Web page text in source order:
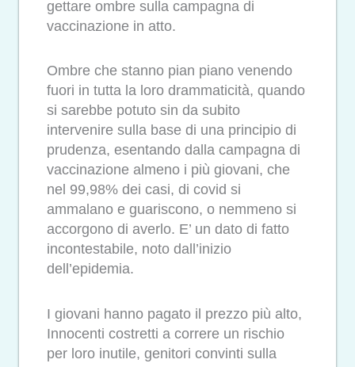
gettare ombre sulla campagna di
vaccinazione in atto.
Ombre che stanno pian piano venendo
fuori in tutta la loro drammaticità, quando
si sarebbe potuto sin da subito
intervenire sulla base di una principio di
prudenza, esentando dalla campagna di
vaccinazione almeno i più giovani, che
nel 99,98% dei casi, di covid si
ammalano e guariscono, o nemmeno si
accorgono di averlo. E’ un dato di fatto
incontestabile, noto dall’inizio
dell’epidemia.
I giovani hanno pagato il prezzo più alto,
Innocenti costretti a correre un rischio
per loro inutile, genitori convinti sulla